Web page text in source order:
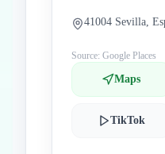
41004 Sevilla,
Source: Google Places
Maps
TikTok